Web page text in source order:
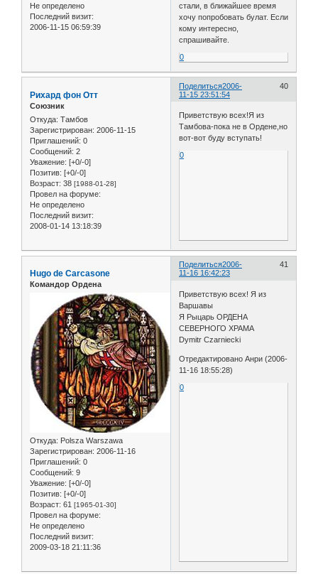
Не определено
Последний визит:
2006-11-15 06:59:39
стали, в ближайшее время
хочу попробовать булат. Если
кому интересно,
спрашивайте.
0
Поделиться 40
2006-
11-15 23:51:54
Рихард фон Отт
Союзник
Откуда: Тамбов
Зарегистрирован: 2006-11-15
Приглашений: 0
Сообщений: 2
Уважение: [+0/-0]
Позитив: [+0/-0]
Возраст: 38 [1988-01-28]
Провел на форуме:
Не определено
Последний визит:
2008-01-14 13:18:39
Приветствую всех!Я из
Тамбова-пока не в Ордене,но
вот-вот буду вступать!
0
Поделиться 41
2006-
11-16 16:42:23
Hugo de Carcasone
Командор Ордена
Откуда: Polsza Warszawa
Зарегистрирован: 2006-11-16
Приглашений: 0
Сообщений: 9
Уважение: [+0/-0]
Позитив: [+0/-0]
Возраст: 61 [1965-01-30]
Провел на форуме:
Не определено
Последний визит:
2009-03-18 21:11:36
Приветствую всех! Я из
Варшавы
Я Рыцарь ОРДЕНА
СЕВЕРНОГО ХРАМА
Dymitr Czarniecki
Отредактировано Анри (2006-
11-16 18:55:28)
0